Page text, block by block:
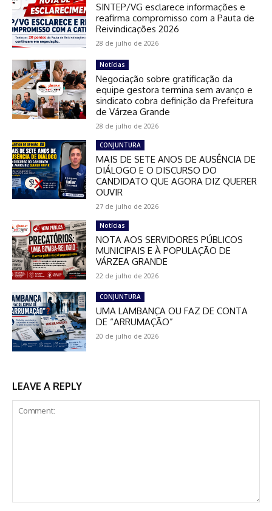
SINTEP/VG esclarece informações e
reafirma compromisso com a Pauta de
Reivindicações 2026
28 de julho de 2026
Notícias
Negociação sobre gratificação da
equipe gestora termina sem avanço e
sindicato cobra definição da Prefeitura
de Várzea Grande
28 de julho de 2026
CONJUNTURA
MAIS DE SETE ANOS DE AUSÊNCIA DE
DIÁLOGO E O DISCURSO DO
CANDIDATO QUE AGORA DIZ QUERER
OUVIR
27 de julho de 2026
Notícias
NOTA AOS SERVIDORES PÚBLICOS
MUNICIPAIS E À POPULAÇÃO DE
VÁRZEA GRANDE
22 de julho de 2026
CONJUNTURA
UMA LAMBANÇA OU FAZ DE CONTA
DE “ARRUMAÇÃO”
20 de julho de 2026
LEAVE A REPLY